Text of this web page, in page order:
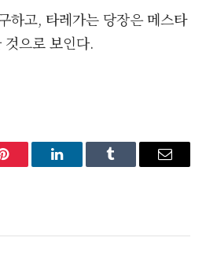
하고, 타레가는 당장은 메스타
으로 보인다.
Pinterest LinkedInTumblr Email